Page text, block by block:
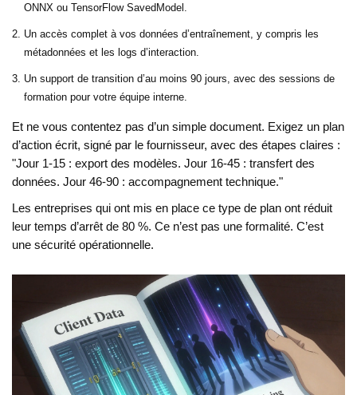
ONNX ou TensorFlow SavedModel.
Un accès complet à vos données d’entraînement, y compris les
métadonnées et les logs d’interaction.
Un support de transition d’au moins 90 jours, avec des sessions de
formation pour votre équipe interne.
Et ne vous contentez pas d’un simple document. Exigez un plan
d’action écrit, signé par le fournisseur, avec des étapes claires :
"Jour 1-15 : export des modèles. Jour 16-45 : transfert des
données. Jour 46-90 : accompagnement technique."
Les entreprises qui ont mis en place ce type de plan ont réduit
leur temps d’arrêt de 80 %. Ce n’est pas une formalité. C’est
une sécurité opérationnelle.